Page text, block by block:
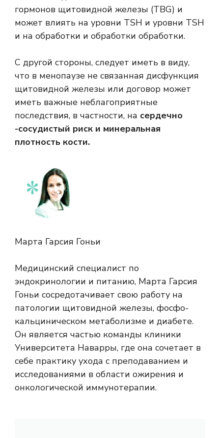
гормонов щитовидной железы (TBG) и
может влиять на уровни TSH и уровни TSH
и на обработки и обработки обработки.
С другой стороны, следует иметь в виду,
что в менопаузе не связанная дисфункция
щитовидной железы или договор может
иметь важные неблагоприятные
последствия, в частности, на сердечно
-сосудистый риск и минеральная
плотность кости.
Марта Гарсия Гоньи
Медицинский специалист по
эндокринологии и питанию, Марта Гарсия
Гоньи сосредотачивает свою работу на
патологии щитовидной железы, фосфо-
кальциническом метаболизме и диабете.
Он является частью команды клиники
Университета Наварры, где она сочетает в
себе практику ухода с преподаванием и
исследованиями в области ожирения и
онкологической иммунотерапии.